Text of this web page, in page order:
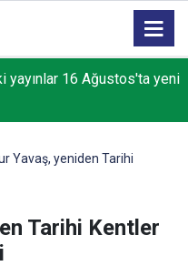
yayınlar 16 Ağustos'ta yeni
Yavaş, yeniden Tarihi
Tarihi Kentler